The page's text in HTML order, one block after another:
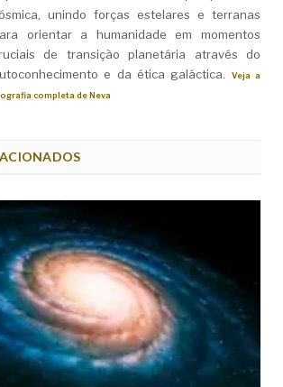
unindo forças estelares e terranas
orientar a humanidade em momentos
de transição planetária através do
e da ética galáctica.
Veja a
completa de Neva